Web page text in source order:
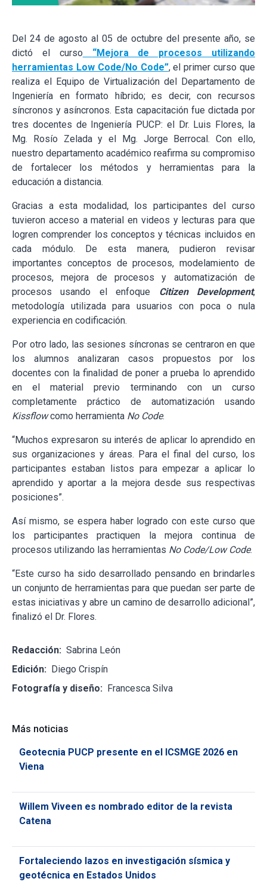
Del 24 de agosto al 05 de octubre del presente año, se
dictó el curso
“Mejora de procesos utilizando
herramientas Low Code/No Code”, el primer curso que
realiza el Equipo de Virtualización del Departamento de
Ingeniería en formato híbrido; es decir, con recursos
síncronos y asíncronos. Esta capacitación fue dictada por
tres docentes de Ingeniería PUCP: el Dr. Luis Flores, la
Mg. Rosío Zelada y el Mg. Jorge Berrocal. Con ello,
nuestro departamento académico reafirma su compromiso
de fortalecer los métodos y herramientas para la
educación a distancia.
Gracias a esta modalidad, los participantes del curso
tuvieron acceso a material en videos y lecturas para que
logren comprender los conceptos y técnicas incluidos en
cada módulo. De esta manera, pudieron revisar
importantes conceptos de procesos, modelamiento de
procesos, mejora de procesos y automatización de
procesos usando el enfoque Citizen Development,
metodología utilizada para usuarios con poca o nula
experiencia en codificación.
Por otro lado, las sesiones síncronas se centraron en que
los alumnos analizaran casos propuestos por los
docentes con la finalidad de poner a prueba lo aprendido
en el material previo terminando con un curso
completamente práctico de automatización usando
Kissflowcomo herramienta No Code.
“Muchos expresaron su interés de aplicar lo aprendido en
sus organizaciones y áreas. Para el final del curso, los
participantes estaban listos para empezar a aplicar lo
aprendido y aportar a la mejora desde sus respectivas
posiciones”.
Así mismo, se espera haber logrado con este curso que
los participantes practiquen la mejora continua de
procesos utilizando las herramientas No Code/Low Code.
“Este curso ha sido desarrollado pensando en brindarles
un conjunto de herramientas para que puedan ser parte de
estas iniciativas y abre un camino de desarrollo adicional”,
finalizó el Dr. Flores.
Redacción: Sabrina León
Edición: Diego Crispín
Fotografía y diseño: Francesca Silva
Más noticias
Geotecnia PUCP presente en el ICSMGE 2026 en
Viena
Willem Viveen es nombrado editor de la revista
Catena
Fortaleciendo lazos en investigación sísmica y
geotécnica en Estados Unidos